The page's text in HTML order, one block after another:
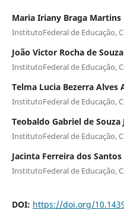
Maria Iriany Braga Martins
InstitutoFederal de Educação,
João Victor Rocha de Souza
InstitutoFederal de Educação,
Telma Lucia Bezerra Alves
InstitutoFederal de Educação,
Teobaldo Gabriel de Souza
InstitutoFederal de Educação,
Jacinta Ferreira dos
InstitutoFederal de Educação,
DOI: https://doi.org/